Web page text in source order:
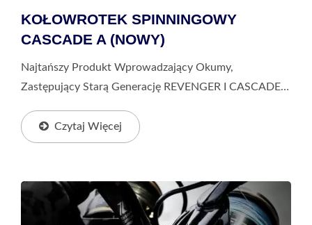
KOŁOWROTEK SPINNINGOWY
CASCADE A (NOWY)
Najtańszy Produkt Wprowadzający Okumy,
Zastępujący Starą Generację REVENGER I CASCADE.
Mógł Mieć Lepsze Doświadczenia Wędkarskie Nawet
W Produktach...
Czytaj Więcej